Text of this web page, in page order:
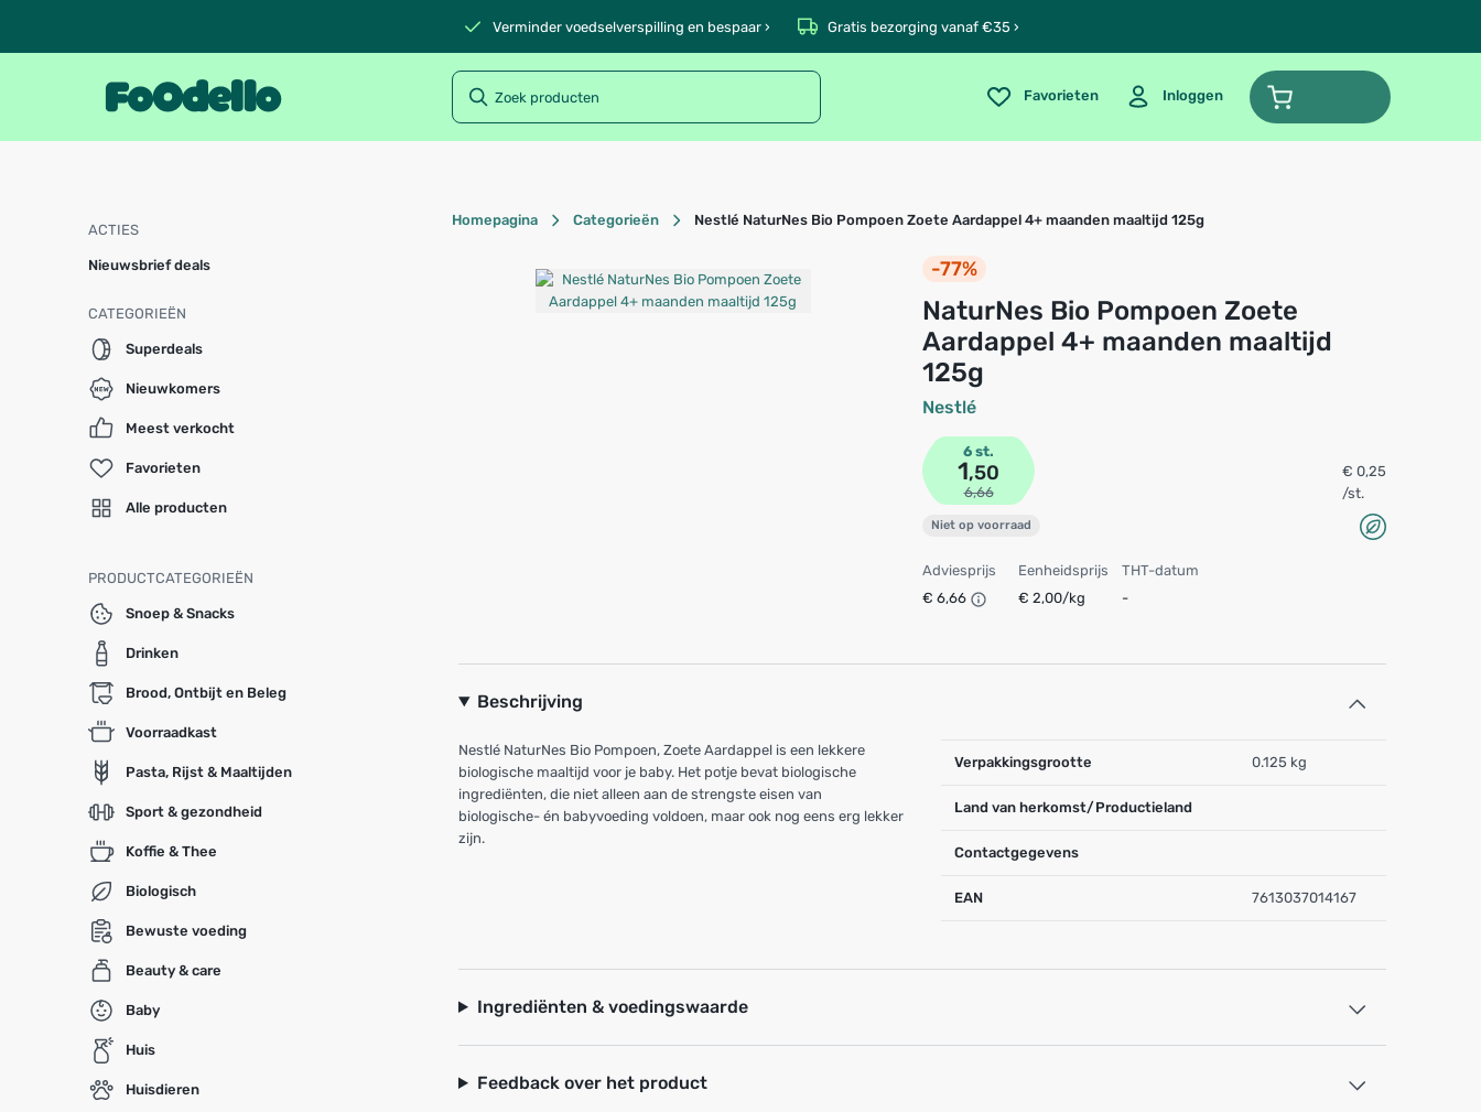
Verminder voedselverspilling en bespaar › Gratis bezorging vanaf €35 ›
Favorieten Inloggen
ACTIES
Nieuwsbrief deals
CATEGORIEËN
Superdeals
Nieuwkomers
Meest verkocht
Favorieten
Alle producten
PRODUCTCATEGORIEËN
Snoep & Snacks
Drinken
Brood, Ontbijt en Beleg
Voorraadkast
Pasta, Rijst & Maaltijden
Sport & gezondheid
Koffie & Thee
Biologisch
Bewuste voeding
Beauty & care
Baby
Huis
Huisdieren
Homepagina Categorieën Nestlé NaturNes Bio Pompoen Zoete Aardappel 4+ maanden maaltijd 125g
-77%
NaturNes Bio Pompoen Zoete
Aardappel 4+ maanden maaltijd
125g
Nestlé
6 st.
1,50
6,66
€ 0,25
/st.
Niet op voorraad
Adviesprijs
€ 6,66
Eenheidsprijs
€ 2,00/kg
THT-datum
-
Beschrijving
Nestlé NaturNes Bio Pompoen, Zoete Aardappel is een lekkere
biologische maaltijd voor je baby. Het potje bevat biologische
ingrediënten, die niet alleen aan de strengste eisen van
biologische- én babyvoeding voldoen, maar ook nog eens erg lekker
zijn.
Verpakkingsgrootte 0.125 kg
Land van herkomst/Productieland
Contactgegevens
EAN 7613037014167
Ingrediënten & voedingswaarde
Feedback over het product